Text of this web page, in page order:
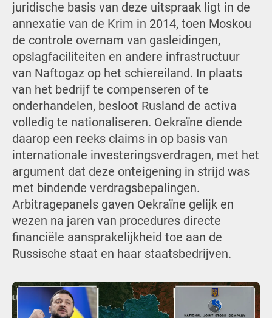
juridische basis van deze uitspraak ligt in de
annexatie van de Krim in 2014, toen Moskou
de controle overnam van gasleidingen,
opslagfaciliteiten en andere infrastructuur
van Naftogaz op het schiereiland. In plaats
van het bedrijf te compenseren of te
onderhandelen, besloot Rusland de activa
volledig te nationaliseren. Oekraïne diende
daarop een reeks claims in op basis van
internationale investeringsverdragen, met het
argument dat deze onteigening in strijd was
met bindende verdragsbepalingen.
Arbitragepanels gaven Oekraïne gelijk en
wezen na jaren van procedures directe
financiële aansprakelijkheid toe aan de
Russische staat en haar staatsbedrijven.